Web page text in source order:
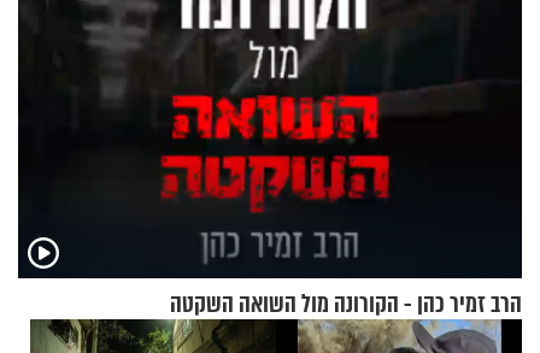
הרב זמיר כהן - הקורונה מול השואה השקטה